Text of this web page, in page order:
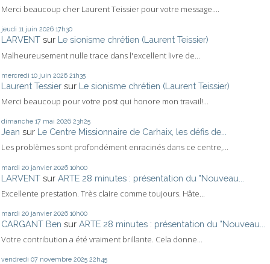
Merci beaucoup cher Laurent Teissier pour votre message....
jeudi 11 juin 2026 17h30
LARVENT sur Le sionisme chrétien (Laurent Teissier)
Malheureusement nulle trace dans l'excellent livre de...
mercredi 10 juin 2026 21h35
Laurent Tessier sur Le sionisme chrétien (Laurent Teissier)
Merci beaucoup pour votre post qui honore mon travail!...
dimanche 17 mai 2026 23h25
Jean sur Le Centre Missionnaire de Carhaix, les défis de...
Les problèmes sont profondément enracinés dans ce centre,...
mardi 20 janvier 2026 10h00
LARVENT sur ARTE 28 minutes : présentation du "Nouveau...
Excellente prestation. Très claire comme toujours. Hâte...
mardi 20 janvier 2026 10h00
CARGANT Ben sur ARTE 28 minutes : présentation du "Nouveau...
Votre contribution a été vraiment brillante. Cela donne...
vendredi 07 novembre 2025 22h45